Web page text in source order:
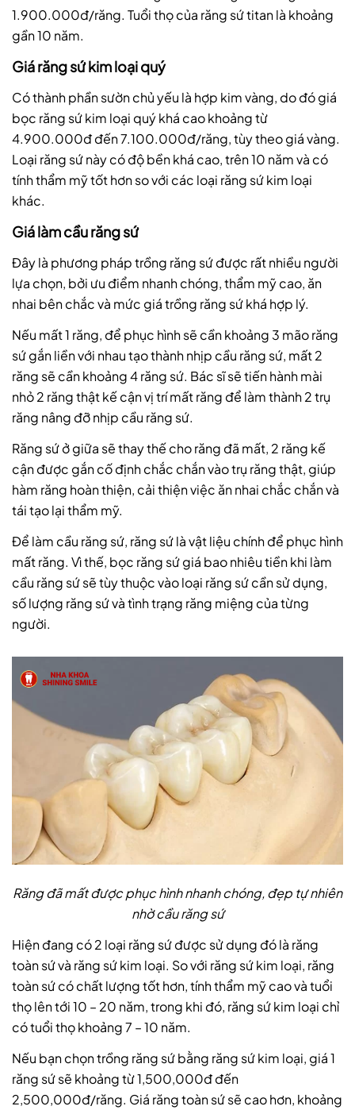
1.900.000đ/răng. Tuổi thọ của răng sứ titan là khoảng
gần 10 năm.
Giá răng sứ kim loại quý
Có thành phần sườn chủ yếu là hợp kim vàng, do đó giá
bọc răng sứ kim loại quý khá cao khoảng từ
4.900.000đ đến 7.100.000đ/răng, tùy theo giá vàng.
Loại răng sứ này có độ bền khá cao, trên 10 năm và có
tính thẩm mỹ tốt hơn so với các loại răng sứ kim loại
khác.
Giá làm cầu răng sứ
Đây là phương pháp trồng răng sứ được rất nhiều người
lựa chọn, bởi ưu điểm nhanh chóng, thẩm mỹ cao, ăn
nhai bên chắc và mức giá trồng răng sứ khá hợp lý.
Nếu mất 1 răng, để phục hình sẽ cần khoảng 3 mão răng
sứ gắn liền với nhau tạo thành nhịp cầu răng sứ, mất 2
răng sẽ cần khoảng 4 răng sứ. Bác sĩ sẽ tiến hành mài
nhỏ 2 răng thật kế cận vị trí mất răng để làm thành 2 trụ
răng nâng đỡ nhịp cầu răng sứ.
Răng sứ ở giữa sẽ thay thế cho răng đã mất, 2 răng kế
cận được gắn cố định chắc chắn vào trụ răng thật, giúp
hàm răng hoàn thiện, cải thiện việc ăn nhai chắc chắn và
tái tạo lại thẩm mỹ.
Để làm cầu răng sứ, răng sứ là vật liệu chính để phục hình
mất răng. Vì thế, bọc răng sứ giá bao nhiêu tiền khi làm
cầu răng sứ sẽ tùy thuộc vào loại răng sứ cần sử dụng,
số lượng răng sứ và tình trạng răng miệng của từng
người.
Răng đã mất được phục hình nhanh chóng, đẹp tự nhiên
nhờ cầu răng sứ
Hiện đang có 2 loại răng sứ được sử dụng đó là răng
toàn sứ và răng sứ kim loại. So với răng sứ kim loại, răng
toàn sứ có chất lượng tốt hơn, tính thẩm mỹ cao và tuổi
thọ lên tới 10 – 20 năm, trong khi đó, răng sứ kim loại chỉ
có tuổi thọ khoảng 7 – 10 năm.
Nếu bạn chọn trồng răng sứ bằng răng sứ kim loại, giá 1
răng sứ sẽ khoảng từ 1,500,000đ đến
2,500,000đ/răng. Giá răng toàn sứ sẽ cao hơn, khoảng